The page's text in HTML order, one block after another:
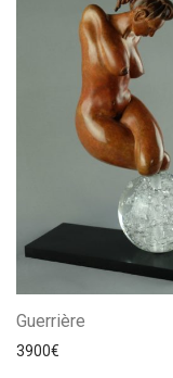
Guerrière
3900€